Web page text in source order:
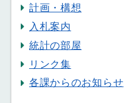
計画・構想
入札案内
統計の部屋
リンク集
各課からのお知らせ